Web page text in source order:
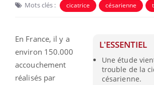
Mots clés : cicatrice césarienne
L'ESSENTIEL
Une étude
trouble de la
césarienne.
En France, il y a
environ 150.000
accouchement
réalisés par